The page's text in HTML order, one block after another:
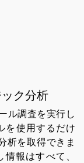
ク分析
ル調査を実行し
を使用するだけ
析を取得できま
報はすべて、